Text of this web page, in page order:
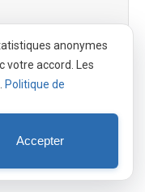
Every fact on
against official
anonymes
votre accord. Les
Politique de
Accepter